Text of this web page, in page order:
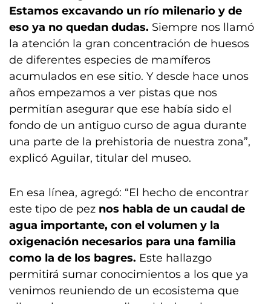
Estamos excavando un río milenario y de
eso ya no quedan dudas. Siempre nos llamó
la atención la gran concentración de huesos
de diferentes especies de mamíferos
acumulados en ese sitio. Y desde hace unos
años empezamos a ver pistas que nos
permitían asegurar que ese había sido el
fondo de un antiguo curso de agua durante
una parte de la prehistoria de nuestra zona”,
explicó Aguilar, titular del museo.
En esa línea, agregó: “El hecho de encontrar
este tipo de pez nos habla de un caudal de
agua importante, con el volumen y la
oxigenación necesarios para una familia
como la de los bagres. Este hallazgo
permitirá sumar conocimientos a los que ya
venimos reuniendo de un ecosistema que